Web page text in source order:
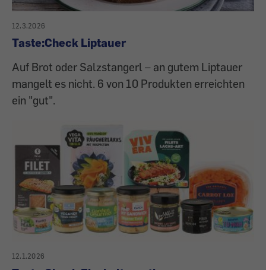
12.3.2026
Taste:Check Liptauer
Auf Brot oder Salzstangerl – an gutem Liptauer
mangelt es nicht. 6 von 10 Produkten erreichten
ein "gut".
12.1.2026